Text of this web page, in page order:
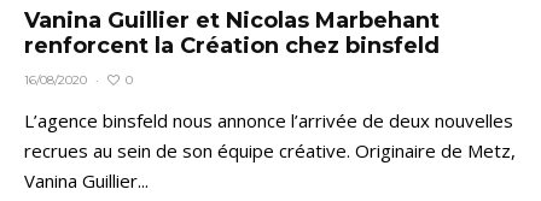
Vanina Guillier et Nicolas Marbehant
renforcent la Création chez binsfeld
16/08/2020 · 0
L’agence binsfeld nous annonce l’arrivée de deux nouvelles
recrues au sein de son équipe créative. Originaire de Metz,
Vanina Guillier...